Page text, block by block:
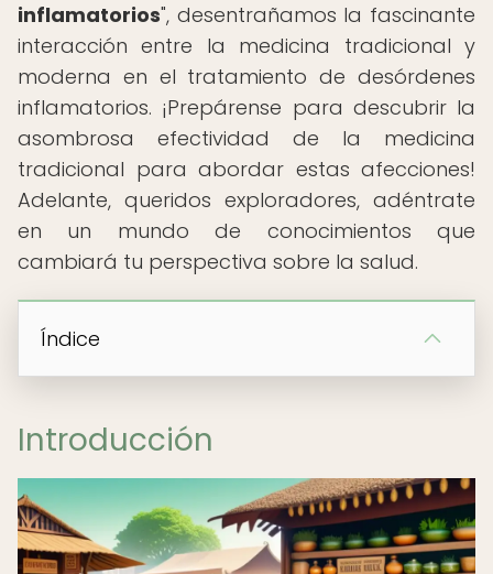
inflamatorios", desentrañamos la fascinante
interacción entre la medicina tradicional y
moderna en el tratamiento de desórdenes
inflamatorios. ¡Prepárense para descubrir la
asombrosa efectividad de la medicina
tradicional para abordar estas afecciones!
Adelante, queridos exploradores, adéntrate
en un mundo de conocimientos que
cambiará tu perspectiva sobre la salud.
Índice
Introducción